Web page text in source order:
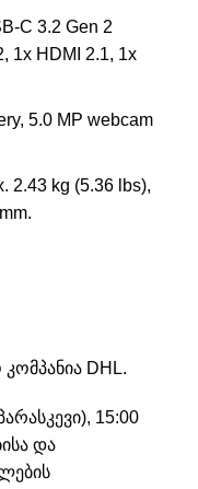
C 3.2 Gen 2
1x HDMI 2.1, 1x
5.0 MP webcam
2.43 kg (5.36 lbs),
DHL.
15:00
და